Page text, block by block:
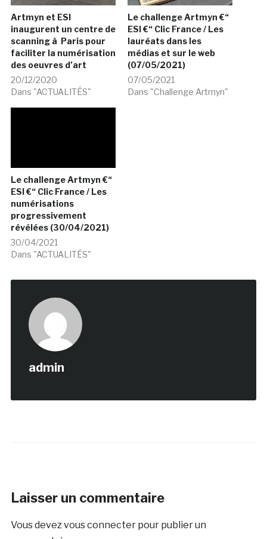
Artmyn et ESI
inaugurent un centre de
scanning à Paris pour
faciliter la numérisation
des oeuvres d’art
20/12/2020
Dans "ACTUALITÉS"
Le challenge Artmyn €“
ESI €“ Clic France / Les
lauréats dans les
médias et sur le web
(07/05/2021)
07/05/2021
Dans "Challenge Artmyn"
Le challenge Artmyn €“
ESI €“ Clic France / Les
numérisations
progressivement
révélées (30/04/2021)
30/04/2021
Dans "ACTUALITÉS"
admin
Laisser un commentaire
Vous devez vous connecterpour publier un